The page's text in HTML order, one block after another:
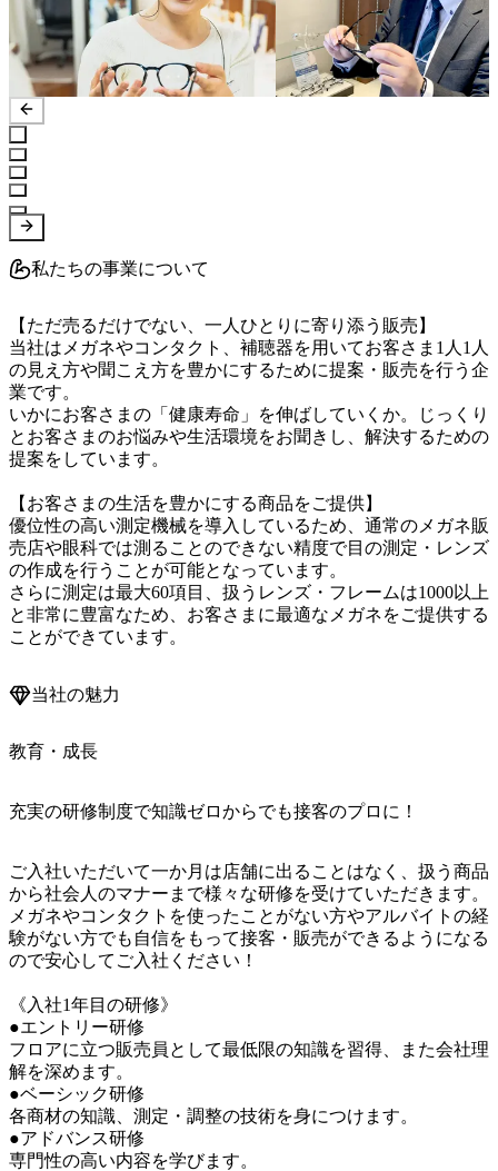
私たちの事業について
【ただ売るだけでない、一人ひとりに寄り添う販売】
当社はメガネやコンタクト、補聴器を用いてお客さま1人1人
の見え方や聞こえ方を豊かにするために提案・販売を行う企
業です。
いかにお客さまの「健康寿命」を伸ばしていくか。じっくり
とお客さまのお悩みや生活環境をお聞きし、解決するための
提案をしています。
【お客さまの生活を豊かにする商品をご提供】
優位性の高い測定機械を導入しているため、通常のメガネ販
売店や眼科では測ることのできない精度で目の測定・レンズ
の作成を行うことが可能となっています。
さらに測定は最大60項目、扱うレンズ・フレームは1000以上
と非常に豊富なため、お客さまに最適なメガネをご提供する
ことができています。
当社の魅力
教育・成長
充実の研修制度で知識ゼロからでも接客のプロに！
ご入社いただいて一か月は店舗に出ることはなく、扱う商品
から社会人のマナーまで様々な研修を受けていただきます。
メガネやコンタクトを使ったことがない方やアルバイトの経
験がない方でも自信をもって接客・販売ができるようになる
ので安心してご入社ください！
《入社1年目の研修》
●エントリー研修
フロアに立つ販売員として最低限の知識を習得、また会社理
解を深めます。
●ベーシック研修
各商材の知識、測定・調整の技術を身につけます。
●アドバンス研修
専門性の高い内容を学びます。